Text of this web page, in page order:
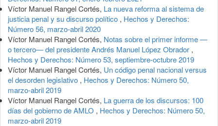
Víctor Manuel Rangel Cortés, La nueva reforma al sistema de
justicia penal y su discurso político , Hechos y Derechos:
Número 56, marzo-abril 2020
Víctor Manuel Rangel Cortés, Notas sobre el primer informe —
o tercero— del presidente Andrés Manuel López Obrador ,
Hechos y Derechos: Número 53, septiembre-octubre 2019
Víctor Manuel Rangel Cortés, Un código penal nacional versus
el desorden legislativo , Hechos y Derechos: Número 50,
marzo-abril 2019
Víctor Manuel Rangel Cortés, La guerra de los discursos: 100
días del gobierno de AMLO , Hechos y Derechos: Número 50,
marzo-abril 2019